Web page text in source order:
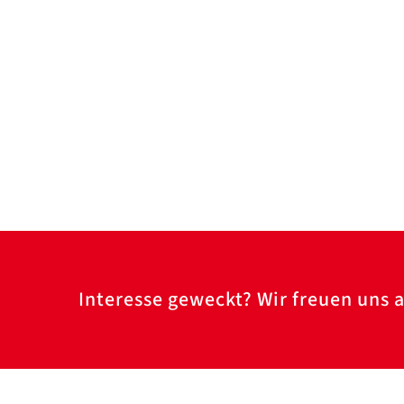
Interesse geweckt? Wir freuen uns